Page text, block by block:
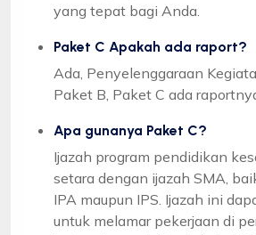
yang tepat bagi Anda.
Paket C Apakah ada raport?
Ada, Penyelenggaraan
Paket B, Paket C ada
Apa gunanya Paket C?
Ijazah program pendidikan
setara dengan ijazah SMA,
IPA maupun IPS. Ijazah ini
untuk melamar pekerjaan di